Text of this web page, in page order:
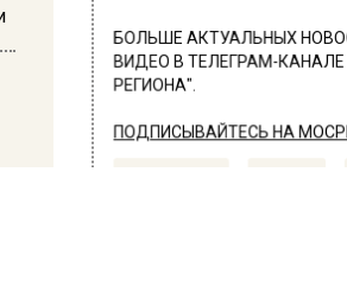
БОЛЬШЕ АКТУАЛЬНЫХ
ВИДЕО В ТЕЛЕГРАМ-
РЕГИОНА".
ПОДПИСЫВАЙТЕСЬ НА